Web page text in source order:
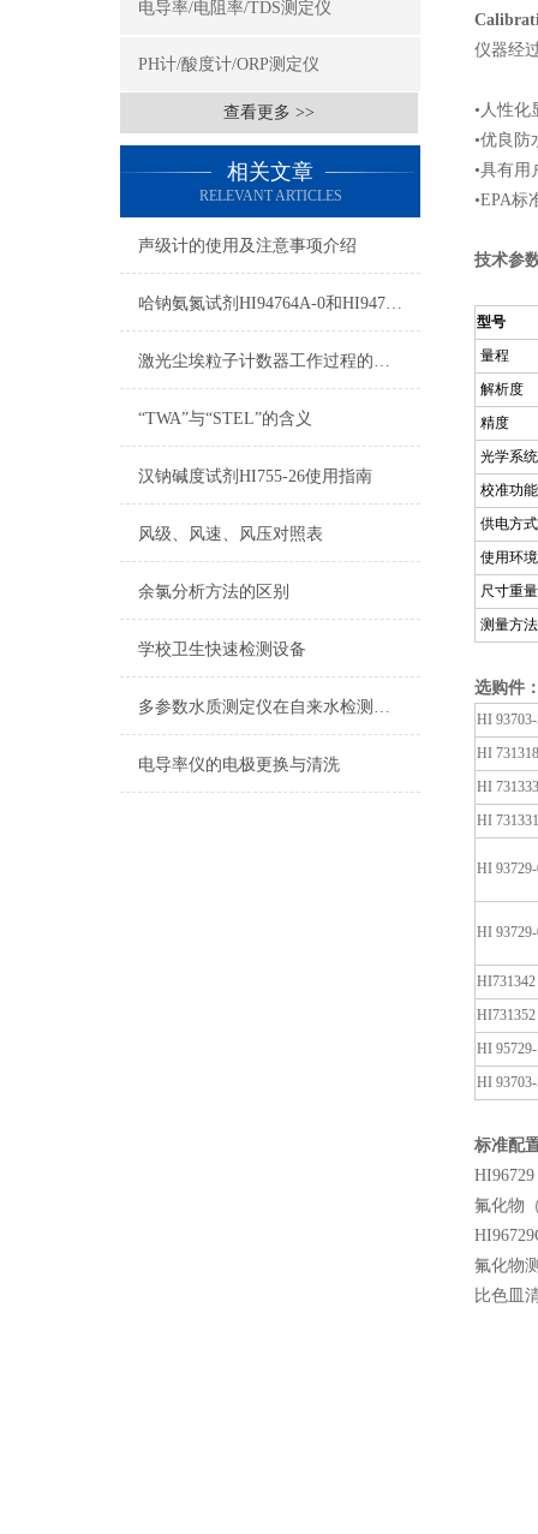
电导率/电阻率/TDS测定仪
PH计/酸度计/ORP测定仪
查看更多 >>
相关文章
RELEVANT ARTICLES
声级计的使用及注意事项介绍
哈钠氨氮试剂HI94764A-0和HI94764-0测量原理
激光尘埃粒子计数器工作过程的简述
“TWA”与“STEL”的含义
汉钠碱度试剂HI755-26使用指南
风级、风速、风压对照表
余氯分析方法的区别
学校卫生快速检测设备
多参数水质测定仪在自来水检测上的应用
电导率仪的电极更换与清洗
仪器经
•人性化
•优良防
•具有用
•EPA标
技术参
型号
量程
解析度
精度
光学系统
校准功能
供电方式
使用环境
尺寸重量
测量方法
选购件
HI
HI 731318
HI 731333
HI 731331
HI
HI
HI731342
HI731352
HI
HI
标准配
HI96729
氟化物
氟化物
比色皿